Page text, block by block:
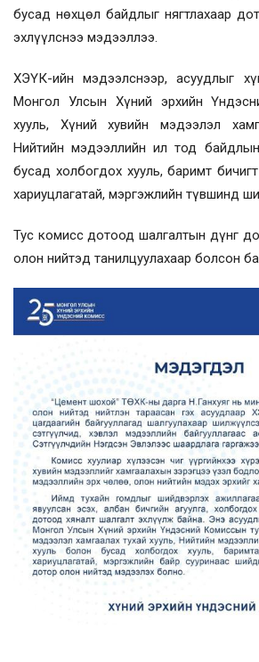
бусад нөхцөл байдлыг нягтлахаар
эхлүүлснээ мэдээллээ.
ХЭҮК-ийн мэдээлснээр, асуудлыг
Монгол Улсын Хүний эрхийн
хууль, Хүний хувийн мэдээлэл
Нийтийн мэдээллийн ил тод
бусад холбогдох хууль, баримт
хариуцлагатай, мэргэжлийн түвшинд
Тус комисс дотоод шалгалтын дүнг
олон нийтэд танилцуулахаар болсон